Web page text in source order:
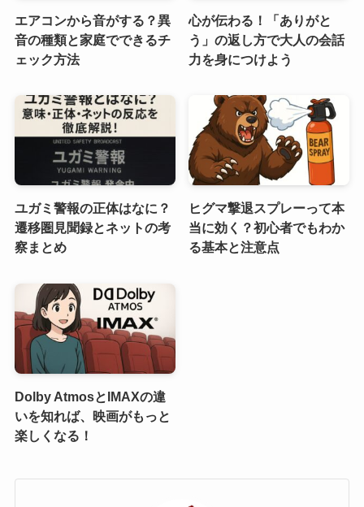
エアコンから音がする？異
音の種類と家庭でできるチ
ェック方法
心が伝わる！「ありがと
う」の返し方で大人の会話
力を身につけよう
ユガミ警報の正体はなに？
遷移圏見聞録とネットの考
察まとめ
ヒグマ撃退スプレーって本
当に効く？初心者でもわか
る基本と注意点
Dolby AtmosとIMAXの違
いを知れば、映画がもっと
楽しくなる！